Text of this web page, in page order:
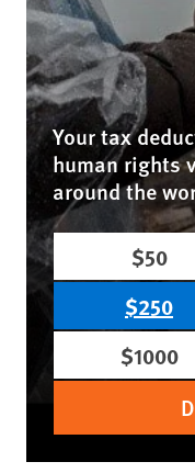
Your tax
human rights
around the
$50
$250
$1000